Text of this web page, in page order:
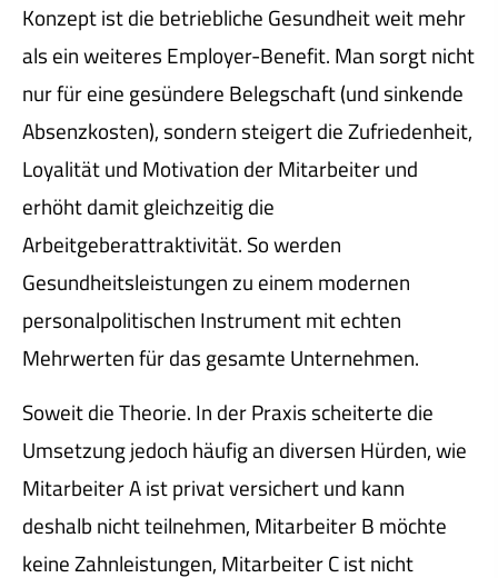
Konzept ist die betriebliche Gesundheit weit mehr
als ein weiteres Employer-Benefit. Man sorgt nicht
nur für eine gesündere Belegschaft (und sinkende
Absenzkosten), sondern steigert die Zufriedenheit,
Loyalität und Motivation der Mitarbeiter und
erhöht damit gleichzeitig die
Arbeitgeberattraktivität. So werden
Gesundheitsleistungen zu einem modernen
personalpolitischen Instrument mit echten
Mehrwerten für das gesamte Unternehmen.
Soweit die Theorie. In der Praxis scheiterte die
Umsetzung jedoch häufig an diversen Hürden, wie
Mitarbeiter A ist privat versichert und kann
deshalb nicht teilnehmen, Mitarbeiter B möchte
keine Zahnleistungen, Mitarbeiter C ist nicht